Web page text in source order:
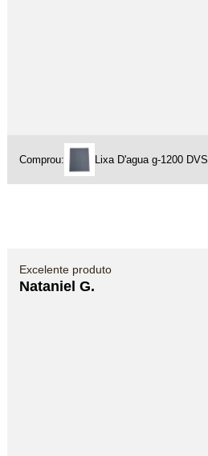
Comprou: Lixa D'agua g-1200 DVS
Excelente produto
Nataniel G.